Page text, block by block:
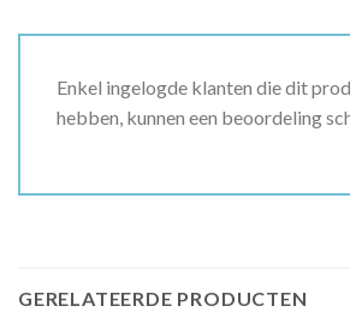
Enkel ingelogde klanten die dit
hebben, kunnen een beoordeling
GERELATEERDE PRODUCTEN